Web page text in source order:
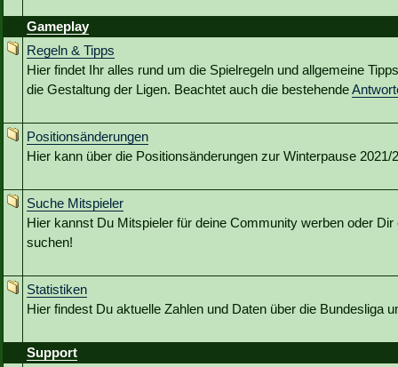
Gameplay
Regeln & Tipps
Hier findet Ihr alles rund um die Spielregeln und allgemeine
die Gestaltung der Ligen. Beachtet auch die bestehende
Positionsänderungen
Hier kann über die Positionsänderungen zur Winterpause 2021/
Suche Mitspieler
Hier kannst Du Mitspieler für deine Community werben oder Dir
suchen!
Statistiken
Hier findest Du aktuelle Zahlen und Daten über die Bundesliga
Support